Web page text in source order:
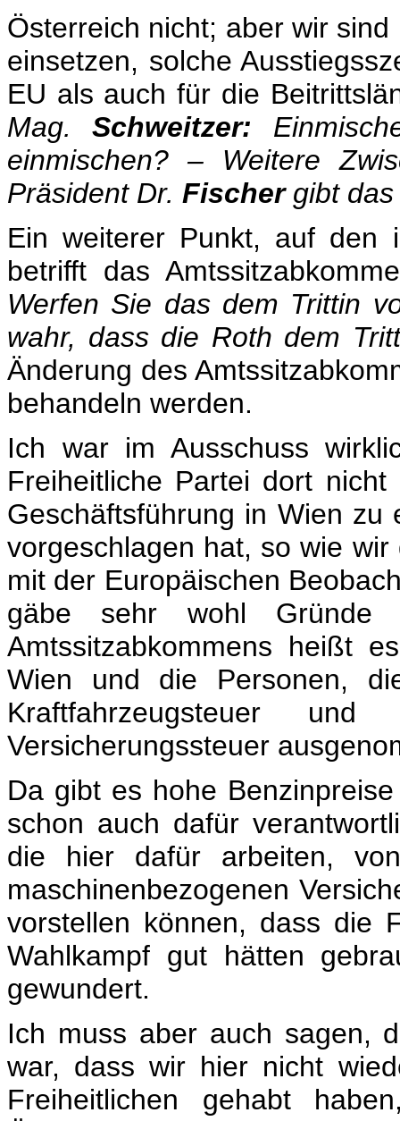
Österreich nicht; aber wir
einsetzen, solche
EU als auch für die
Mag.Schweitzer:
einmischen? – Weitere
Präsident Dr. Fischergibt das
Ein weiterer Punkt, auf den
betrifft das
Werfen Sie das dem Trittin
wahr, dass die Roth dem
Änderung des
behandeln werden.
Ich war im Ausschuss
Freiheitliche Partei dort
Geschäftsführung in Wien zu
vorgeschlagen hat, so wie
mit der Europäischen
gäbe sehr wohl Gründe
Amtssitzabkommens heißt
Wien und die Personen,
Kraftfahrzeugsteuer
Versicherungssteuer
Da gibt es hohe
schon auch dafür
die hier dafür arbeiten,
maschinenbezogenen
vorstellen können, dass die
Wahlkampf gut hätten
gewundert.
Ich muss aber auch sagen,
war, dass wir hier nicht
Freiheitlichen gehabt